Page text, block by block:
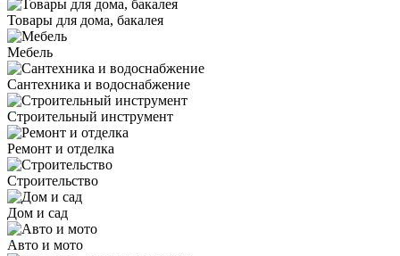
Товары для дома, бакалея
Мебель
Сантехника и водоснабжение
Строительный инструмент
Ремонт и отделка
Строительство
Дом и сад
Авто и мото